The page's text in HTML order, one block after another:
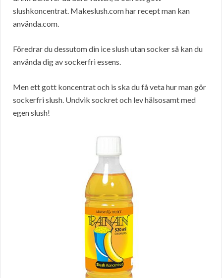
slushkoncentrat. Makeslush.com har recept man kan
använda.com.
Föredrar du dessutom din ice slush utan socker så kan du
använda dig av sockerfri essens.
Men ett gott koncentrat och is ska du få veta hur man gör
sockerfri slush. Undvik sockret och lev hälsosamt med
egen slush!